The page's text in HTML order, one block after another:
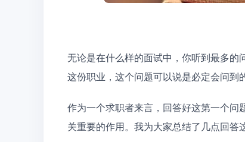
无论是在什么样的面试中，你听到最多
这份职业，这个问题可以说是必定会问到的
作为一个求职者来言，回答好这第一个
关重要的作用。我为大家总结了几点回答